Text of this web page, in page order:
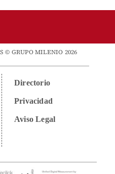
© GRUPO MILENIO 2026
Directorio
Privacidad
Aviso Legal